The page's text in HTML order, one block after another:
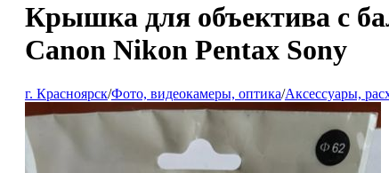
Крышка для объектива с
Canon Nikon Pentax Sony
г. Красноярск/Фото, видеокамеры, оптика/Аксессуары,